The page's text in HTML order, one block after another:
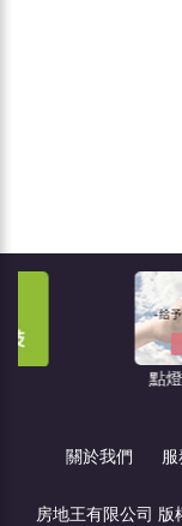
點燈關懷教
關於我們
房地王有限公司 版